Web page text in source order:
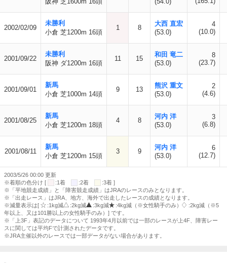
2002/02/09
未勝利
小倉 芝1200m 16頭
1 8
大西 直宏
(53.0)
4
(10.0)
2001/09/22
未勝利
阪神 ダ1200m 16頭
11 15
和田 竜二
(53.0)
8
(23.7)
2001/09/01
新馬
小倉 芝1000m 14頭
9 13
熊沢 重文
(53.0)
2
(4.6)
2001/08/25
新馬
小倉 芝1200m 18頭
4 8
河内 洋
(53.0)
3
(6.8)
2001/08/11
新馬
小倉 芝1200m 15頭
3 9
河内 洋
(53.0)
6
(12.7)
2003/5/26 00:00 更新
※着順の色分け [
:1着 :2着
:3着 ]
※「平地競走成績」と「障害競走成績」はJRAのレースのみとなります。
※「出走レース」はJRA、地方、海外で出走したレースの成績となります。
※減量表示は[
:1kg減 :2kg減 :3kg減 :4kg減（※女性騎手のみ）
:2kg減（※5
年以上、又は101勝以上の女性騎手のみ）] です。
※「上3F」表記のデータについて 1993年4月以前では一部のレースが上4F、障害レー
スに関しては平均Fで計測されたデータです。
※JRA主催以外のレースでは一部データがない場合があります。